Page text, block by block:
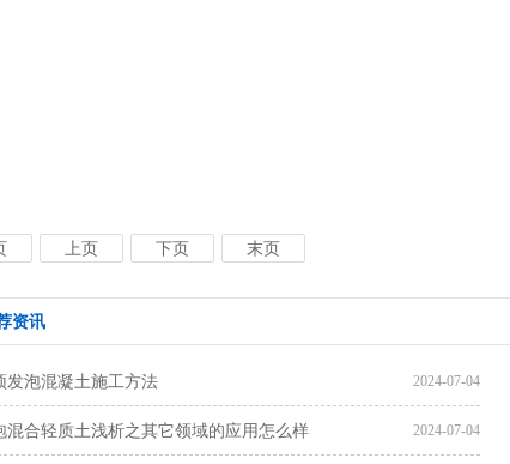
上页 下页 末页
资讯
2024-07-04
发泡混凝土施工方法
2024-07-04
混合轻质土​浅析之其它领域的应用怎么样